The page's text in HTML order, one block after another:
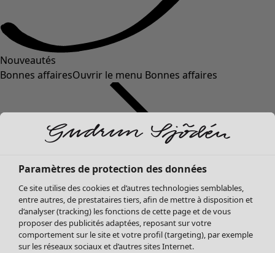
Nouveautés
Bonnes affairesOuvrir le menu Bonnes affaires
Soldes Vêtements
Tous les vêtements
Paramètres de protection des données
Ce site utilise des cookies et d’autres technologies semblables,
entre autres, de prestataires tiers, afin de mettre à disposition et
d’analyser (tracking) les fonctions de cette page et de vous
proposer des publicités adaptées, reposant sur votre
comportement sur le site et votre profil (targeting), par exemple
sur les réseaux sociaux et d’autres sites Internet.